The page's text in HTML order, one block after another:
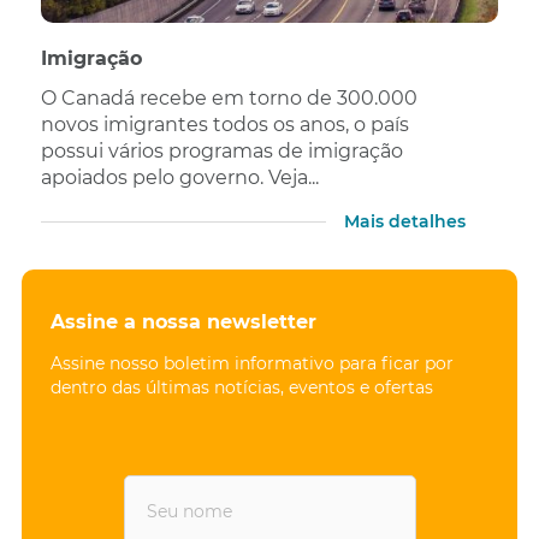
Imigração
O Canadá recebe em torno de 300.000
novos imigrantes todos os anos, o país
possui vários programas de imigração
apoiados pelo governo. Veja...
Mais detalhes
Assine a nossa newsletter
Assine nosso boletim informativo para ficar por
dentro das últimas notícias, eventos e ofertas
F